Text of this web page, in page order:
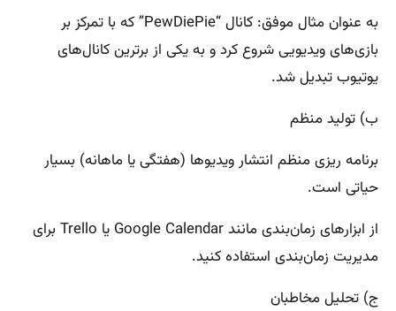
به عنوان مثال موفق: کانال “PewDiePie” که با تمرکز بر
بازی‌های ویدیویی شروع کرد و به یکی از برترین کانال‌های
یوتیوب تبدیل شد.
ب) تولید منظم
برنامه ریزی منظم انتشار ویدیوها (هفتگی یا ماهانه) بسیار
حیاتی است.
از ابزارهای زمان‌بندی مانند Google Calendar یا Trello برای
مدیریت زمان‌بندی استفاده کنید.
ج) تحلیل مخاطبان